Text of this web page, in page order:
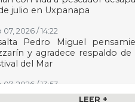
julio en Uxpanapa
07, 2026 / 14:22
Pedro Miguel
y agradece respaldo
del Mar
07, 2026 / 13:53
Ayuntamiento de
LEER +